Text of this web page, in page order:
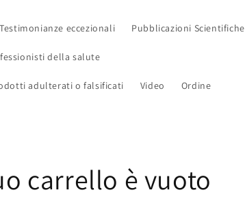
Testimonianze eccezionali Pubblicazioni Scientifiche
della salute
adulterati o falsificati Video Ordine
carrello è vuoto